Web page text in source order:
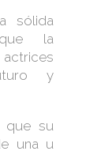
sólida
que la
y
que su
una u